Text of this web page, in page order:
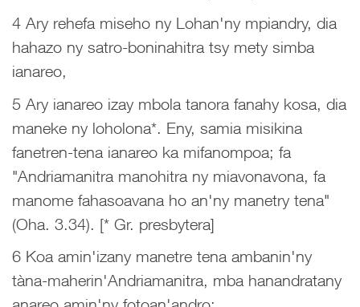
4 Ary rehefa miseho ny Lohan'ny mpiandry, dia
hahazo ny satro-boninahitra tsy mety simba
ianareo,
5 Ary ianareo izay mbola tanora fanahy kosa, dia
maneke ny loholona*. Eny, samia misikina
fanetren-tena ianareo ka mifanompoa; fa
"Andriamanitra manohitra ny miavonavona, fa
manome fahasoavana ho an'ny manetry tena"
(Oha. 3.34). [* Gr. presbytera]
6 Koa amin'izany manetre tena ambanin'ny
tàna-maherin'Andriamanitra, mba hanandratany